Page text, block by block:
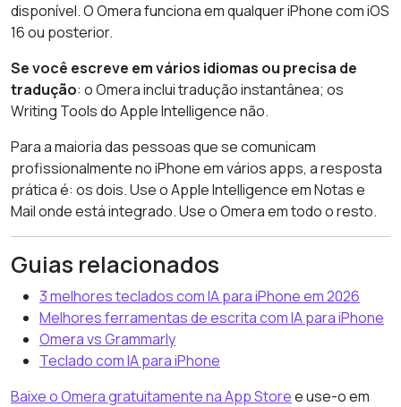
disponível. O Omera funciona em qualquer iPhone com iOS
16 ou posterior.
Se você escreve em vários idiomas ou precisa de
tradução: o Omera inclui tradução instantânea; os
Writing Tools do Apple Intelligence não.
Para a maioria das pessoas que se comunicam
profissionalmente no iPhone em vários apps, a resposta
prática é: os dois. Use o Apple Intelligence em Notas e
Mail onde está integrado. Use o Omera em todo o resto.
Guias relacionados
3 melhores teclados com IA para iPhone em 2026
Melhores ferramentas de escrita com IA para iPhone
Omera vs Grammarly
Teclado com IA para iPhone
Baixe o Omera gratuitamente na App Storee use-o em